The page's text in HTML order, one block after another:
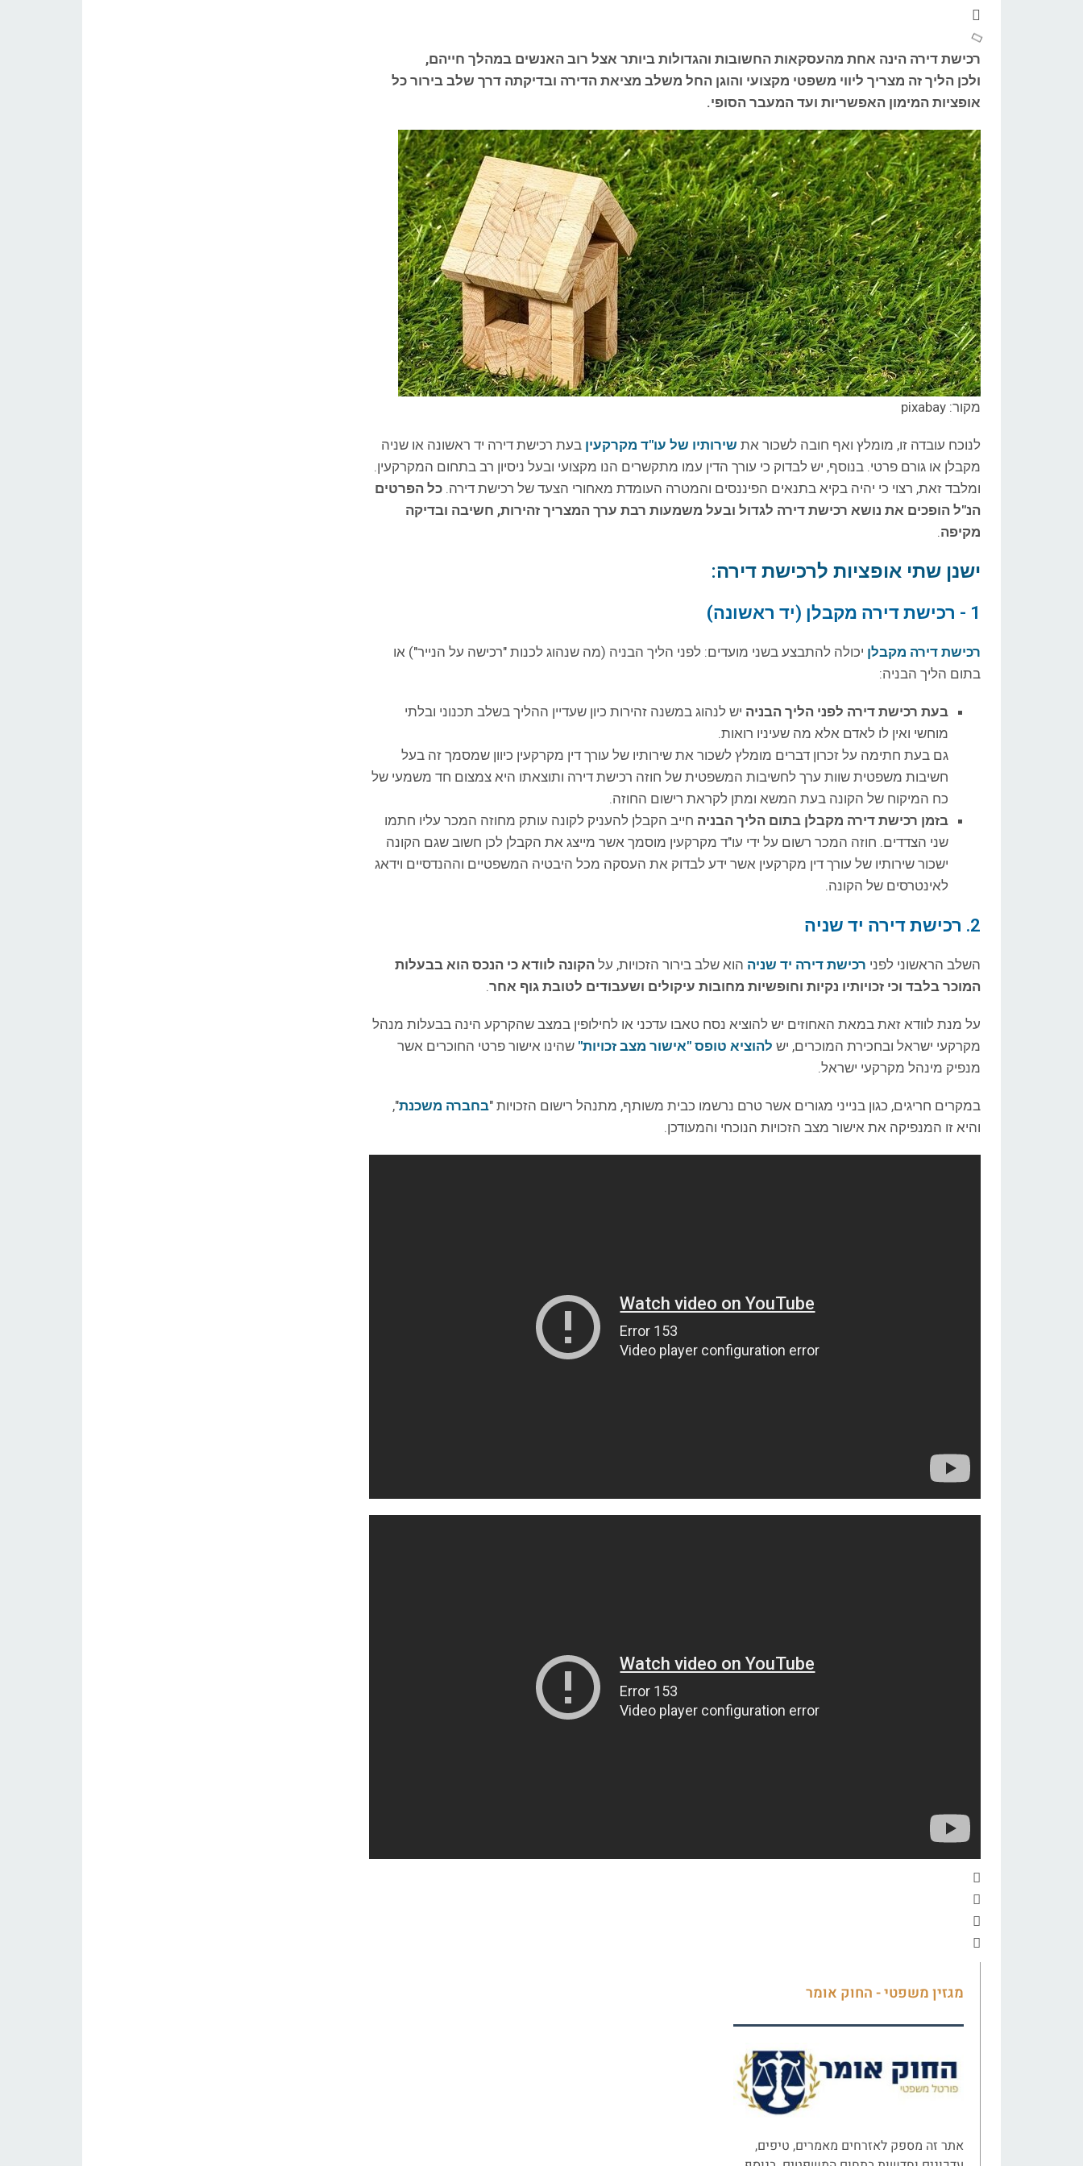
רכישת דירה הינה אחת מהעסקאות החשובות והגדולות ביותר אצל רוב האנשים במהלך חייהם,
ולכן הליך זה מצריך ליווי משפטי מקצועי והוגן החל משלב מציאת הדירה ובדיקתה דרך שלב בירור כל
אופציות המימון האפשריות ועד המעבר הסופי.
מקור: pixabay
לנוכח עובדה זו, מומלץ ואף חובה לשכור את שירותיו של עו"ד מקרקעין בעת רכישת דירה יד ראשונה או שניה
מקבלן או גורם פרטי. בנוסף, יש לבדוק כי עורך הדין עמו מתקשרים הנו מקצועי ובעל ניסיון רב בתחום המקרקעין.
ומלבד זאת, רצוי כי יהיה בקיא בתנאים הפיננסים והמטרה העומדת מאחורי הצעד של רכישת דירה. כל הפרטים
הנ"ל הופכים את נושא רכישת דירה לגדול ובעל משמעות רבת ערך המצריך זהירות, חשיבה ובדיקה
מקיפה.
ישנן שתי אופציות לרכישת דירה:
1 - רכישת דירה מקבלן (יד ראשונה)
רכישת דירה מקבלן יכולה להתבצע בשני מועדים: לפני הליך הבניה (מה שנהוג לכנות "רכישה על הנייר") או
בתום הליך הבניה:
בעת רכישת דירה לפני הליך הבניה יש לנהוג במשנה זהירות כיון שעדיין ההליך בשלב תכנוני ובלתי
מוחשי ואין לו לאדם אלא מה שעיניו רואות.
גם בעת חתימה על זכרון דברים מומלץ לשכור את שירותיו של עורך דין מקרקעין כיוון שמסמך זה בעל
חשיבות משפטית שוות ערך לחשיבות המשפטית של חוזה רכישת דירה ותוצאתו היא צמצום חד משמעי של
כח המיקוח של הקונה בעת המשא ומתן לקראת רישום החוזה.
בזמן רכישת דירה מקבלן בתום הליך הבניה חייב הקבלן להעניק לקונה עותק מחוזה המכר עליו חתמו
שני הצדדים. חוזה המכר רשום על ידי עו"ד מקרקעין מוסמך אשר מייצג את הקבלן לכן חשוב שגם הקונה
ישכור שירותיו של עורך דין מקרקעין אשר ידע לבדוק את העסקה מכל היבטיה המשפטיים וההנדסיים וידאג
לאינטרסים של הקונה.
2. רכישת דירה יד שניה
השלב הראשוני לפני רכישת דירה יד שניה הוא שלב בירור הזכויות, על הקונה לוודא כי הנכס הוא בבעלות
המוכר בלבד וכי זכויותיו נקיות וחופשיות מחובות עיקולים ושעבודים לטובת גוף אחר.
על מנת לוודא זאת במאת האחוזים יש להוציא נסח טאבו עדכני או לחילופין במצב שהקרקע הינה בבעלות מנהל
מקרקעי ישראל ובחכירת המוכרים, יש להוציא טופס "אישור מצב זכויות" שהינו אישור פרטי החוכרים אשר
מנפיק מינהל מקרקעי ישראל.
במקרים חריגים, כגון בנייני מגורים אשר טרם נרשמו כבית משותף, מתנהל רישום הזכויות "בחברה משכנת",
והיא זו המנפיקה את אישור מצב הזכויות הנוכחי והמעודכן.
מגזין משפטי - החוק אומר
אתר זה מספק לאזרחים מאמרים, טיפים,